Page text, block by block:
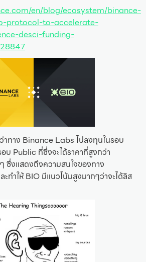
en/blog/ecosystem/binance-
protocol-to-accelerate-
desci-funding-
ทาง Binance Labs ไปลงทุนในรอบ
บ Public ที่ซึ่งจะได้ราคาที่สูงกว่า
ซึ่งแสดงถึงความสนใจของทาง
ทำให้ BIO มีแนวโน้มสูงมากๆว่าจะได้ลิส